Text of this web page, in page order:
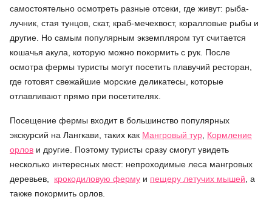
самостоятельно осмотреть разные отсеки, где живут: рыба-
лучник, стая тунцов, скат, краб-мечехвост, коралловые рыбы и
другие. Но самым популярным экземпляром тут считается
кошачья акула, которую можно покормить с рук. После
осмотра фермы туристы могут посетить плавучий ресторан,
где готовят свежайшие морские деликатесы, которые
отлавливают прямо при посетителях.
Посещение фермы входит в большинство популярных
экскурсий на Лангкави, таких как Мангровый тур, Кормление
орлов и другие. Поэтому туристы сразу смогут увидеть
несколько интересных мест: непроходимые леса мангровых
деревьев,
крокодиловую ферму и пещеру летучих мышей, а
также покормить орлов.